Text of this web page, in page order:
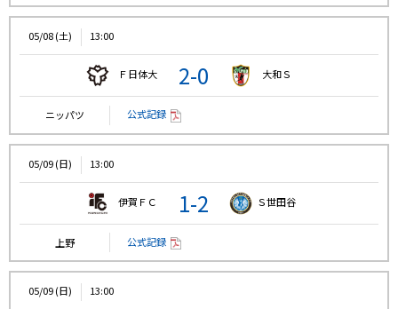
05/08 (土) 13:00
Ｆ日体大 2-0 大和Ｓ
ニッパツ 公式記録
05/09 (日) 13:00
伊賀ＦＣ 1-2 Ｓ世田谷
上野 公式記録
05/09 (日) 13:00